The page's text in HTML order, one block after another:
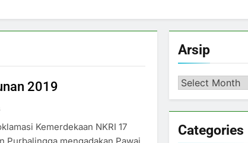
2019
Kemerdekaan NKRI 17
Arsip
Arsip
Categories